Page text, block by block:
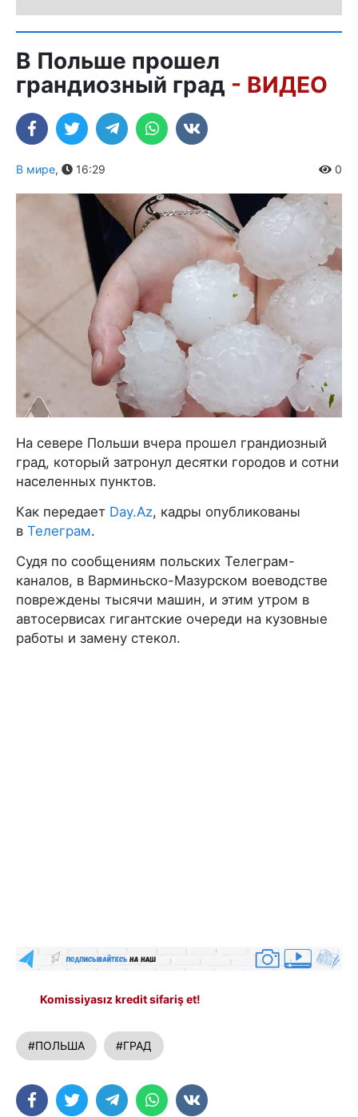
В Польше прошел
грандиозный град - ВИДЕО
В мире, 16:29 0
На севере Польши вчера прошел грандиозный
град, который затронул десятки городов и сотни
населенных пунктов.
Как передает Day.Az, кадры опубликованы
в Телеграм.
Судя по сообщениям польских Телеграм-
каналов, в Варминьско-Мазурском воеводстве
повреждены тысячи машин, и этим утром в
автосервисах гигантские очереди на кузовные
работы и замену стекол.
Komissiyasız kredit sifariş et!
#ПОЛЬША #ГРАД